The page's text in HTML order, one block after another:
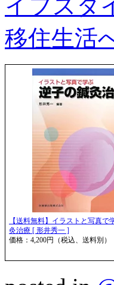
【送料無料】イラストと写真で
灸治療 [ 形井秀一 ]
価格：4,200円（税込、送料別）